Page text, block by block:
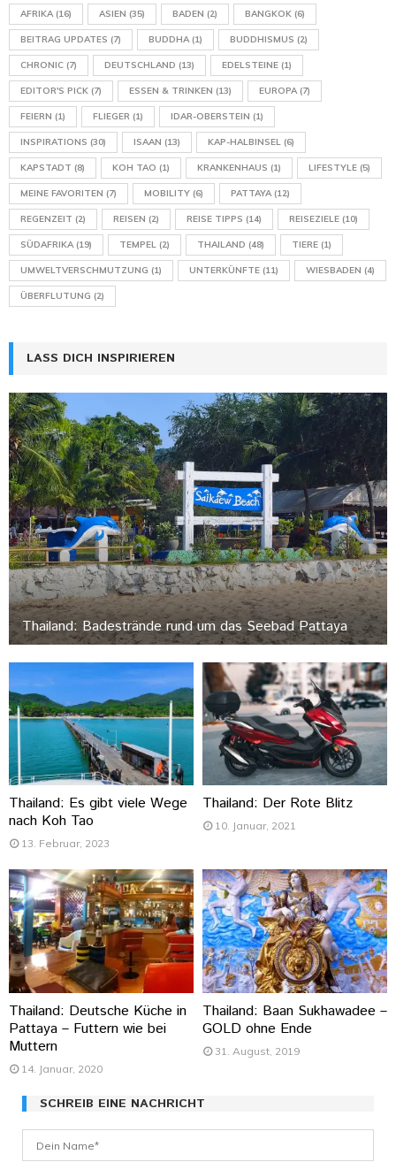
AFRIKA(16) ASIEN (35) BADEN (2) BANGKOK (6)
BEITRAG UPDATES (7) BUDDHA(1) BUDDHISMUS (2)
CHRONIC (7) DEUTSCHLAND (13) EDELSTEINE (1)
EDITOR'S PICK (7) ESSEN & TRINKEN (13) EUROPA(7)
FEIERN (1) FLIEGER (1) IDAR-OBERSTEIN (1)
INSPIRATIONS (30) ISAAN (13) KAP-HALBINSEL (6)
KAPSTADT (8) KOH TAO (1) KRANKENHAUS (1) LIFESTYLE (5)
MEINE FAVORITEN (7) MOBILITY (6) PATTAYA(12)
REGENZEIT (2) REISEN (2) REISE TIPPS (14) REISEZIELE (10)
SÜDAFRIKA(19) TEMPEL (2) THAILAND (48) TIERE (1)
UMWELTVERSCHMUTZUNG (1) UNTERKÜNFTE (11) WIESBADEN (4)
ÜBERFLUTUNG (2)
LASS DICH INSPIRIEREN
Thailand: Badestrände rund um das Seebad Pattaya
Thailand: Es gibt viele Wege
nach Koh Tao
13. Februar, 2023
Thailand: Der Rote Blitz
10. Januar, 2021
Thailand: Deutsche Küche in
Pattaya – Futtern wie bei
Muttern
14. Januar, 2020
Thailand: Baan Sukhawadee –
GOLD ohne Ende
31. August, 2019
SCHREIB EINE NACHRICHT